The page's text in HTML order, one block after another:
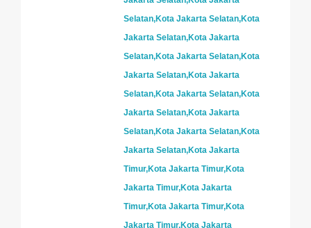
Selatan,Kota Jakarta Selatan,Kota
Jakarta Selatan,Kota Jakarta
Selatan,Kota Jakarta Selatan,Kota
Jakarta Selatan,Kota Jakarta
Selatan,Kota Jakarta Selatan,Kota
Jakarta Selatan,Kota Jakarta
Selatan,Kota Jakarta Selatan,Kota
Jakarta Selatan,Kota Jakarta
Timur,Kota Jakarta Timur,Kota
Jakarta Timur,Kota Jakarta
Timur,Kota Jakarta Timur,Kota
Jakarta Timur,Kota Jakarta